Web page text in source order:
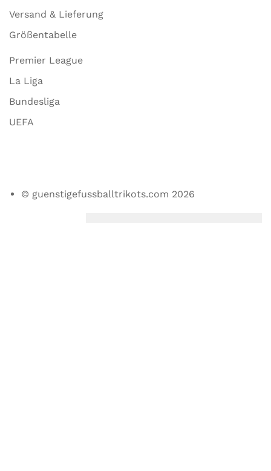
Versand & Lieferung
Größentabelle
Premier League
La Liga
Bundesliga
UEFA
© guenstigefussballtrikots.com 2026